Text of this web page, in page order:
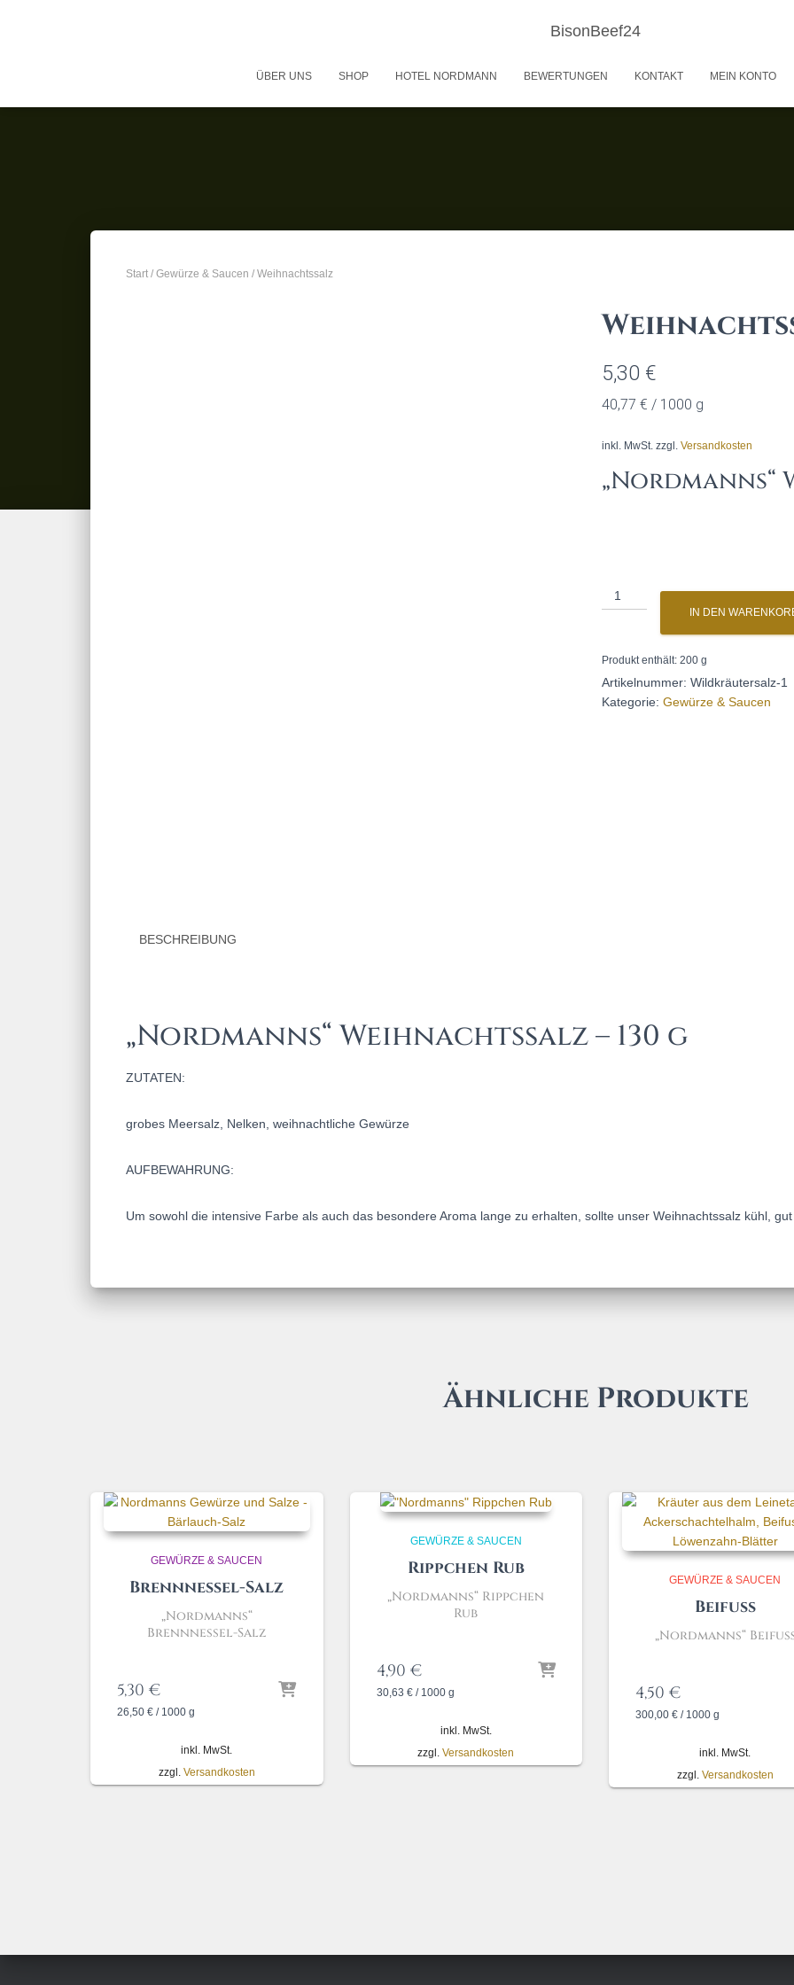
BisonBeef24
ÜBER UNS SHOP HOTEL NORDMANN BEWERTUNGEN KONTAKT MEIN KONTO
Start / Gewürze & Saucen / Weihnachtssalz
5,30 €
40,77 € / 1000 g
inkl. MwSt. zzgl. Versandkosten
„Nordmanns“
Weihnachtssalz
Menge
IN DEN
Produkt enthält: 200 g
Artikelnummer: Wildkräutersalz-1
Kategorie: Gewürze & Saucen
BESCHREIBUNG
„Nordmanns“ Weihnachtssalz – 130 g
ZUTATEN:
grobes Meersalz, Nelken, weihnachtliche Gewürze
AUFBEWAHRUNG:
Um sowohl die intensive Farbe als auch das besondere Aroma lange zu erhalten, sollte unser Weihnachtssalz kühl,
Ähnliche Produkte
GEWÜRZE & SAUCEN
Brennnessel-Salz
„Nordmanns“
Brennnessel-Salz
5,30 €
26,50 € / 1000 g
inkl. MwSt.
zzgl. Versandkosten
GEWÜRZE & SAUCEN
Rippchen Rub
„Nordmanns“ Rippchen
Rub
4,90 €
30,63 €/ 1000 g
inkl. MwSt.
zzgl.Versandkosten
GEWÜRZE & SAUCEN
Beifuss
„Nordmanns“
4,50 €
300,00 € / 1000 g
inkl. MwSt.
zzgl. Versandkosten